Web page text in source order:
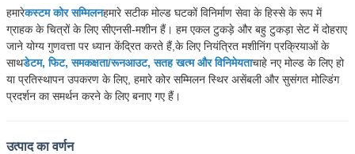
हमारेकस्टम कोर सम्मिलनहमारे सटीक मोल्ड घटकों विनिर्माण सेवा के हिस्से के रूप में
ग्राहक के चित्रों के लिए सीएनसी-मशीन हैं। हम एकल टुकड़े और बहु टुकड़ा सेट में दोहराए
जाने योग्य गुणवत्ता पर ध्यान केंद्रित करते हैं,के लिए नियंत्रित मशीनिंग प्रक्रियाओं के
साथडेटम, फिट, समकक्षता/रूनआउट, सतह खत्म और विनिमेयताचाहे नए मोल्ड के लिए हो
या प्रतिस्थापन उपकरण के लिए, हमारे कोर सम्मिलन स्थिर असेंबली और सुसंगत मोल्डिंग
प्रदर्शन का समर्थन करने के लिए बनाए गए हैं।
उत्पाद का वर्णन